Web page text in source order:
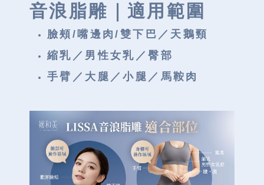
音浪脂雕｜ 適用範圍
臉頰/嘴邊肉/雙下巴／天鵝頸
縮乳／男性女乳／臀部
手臂／大腿／小腿／馬鞍肉